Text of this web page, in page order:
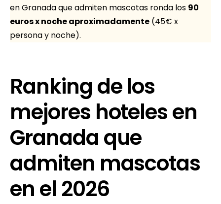
en Granada que admiten mascotas ronda los 90
euros x noche aproximadamente (45€ x
persona y noche).
Ranking de los
mejores hoteles en
Granada que
admiten mascotas
en el 2026